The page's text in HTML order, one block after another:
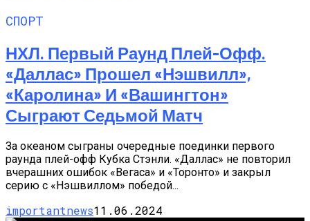
СПОРТ
НХЛ. Первый Раунд Плей-Офф.
«Даллас» Прошел «Нэшвилл»,
«Каролина» И «Вашингтон»
Сыграют Седьмой Матч
За океаном сыграны очередные поединки первого
раунда плей-офф Кубка Стэнли. «Даллас» не повторил
вчерашних ошибок «Вегаса» и «Торонто» и закрыл
серию с «Нэшвиллом» победой...
importantnews11.06.2024